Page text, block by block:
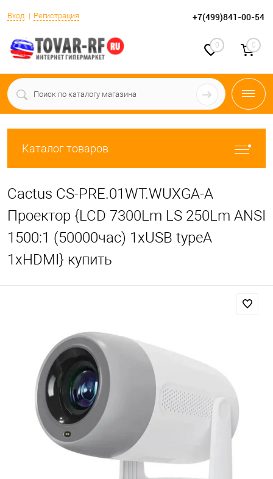
Вход Регистрация +7(499)841-00-54
0 0
Каталог товаров
Cactus CS-PRE.01WT.WUXGA-A
Проектор {LCD 7300Lm LS 250Lm ANSI
1500:1 (50000час) 1xUSB typeA
1xHDMI} купить